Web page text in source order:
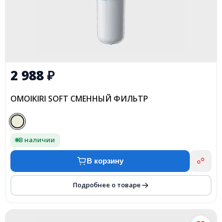
2 988₽
OMOIKIRI SOFT СМЕННЫЙ ФИЛЬТР
В наличии
В корзину
Подробнее о товаре